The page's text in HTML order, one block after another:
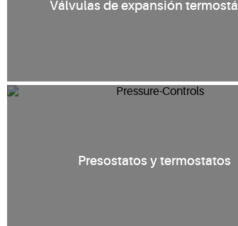
Válvulas de expansión
Presostatos y termostatos